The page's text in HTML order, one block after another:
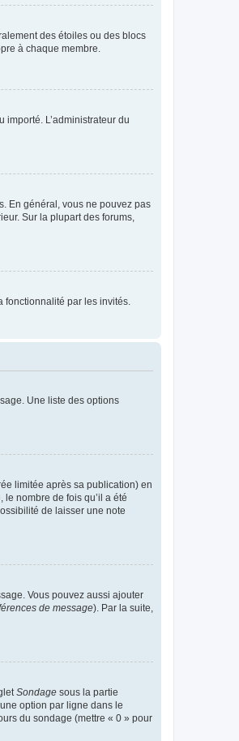
des étoiles ou des blocs
à chaque membre.
importé. L’administrateur du
En général, vous ne pouvez pas
Sur la plupart des forums,
fonctionnalité par les invités.
Une liste des options
limitée après sa publication) en
nombre de fois qu’il a été
de laisser une note
Vous pouvez aussi ajouter
de message). Par la suite,
Sondage sous la partie
option par ligne dans le
du sondage (mettre « 0 » pour